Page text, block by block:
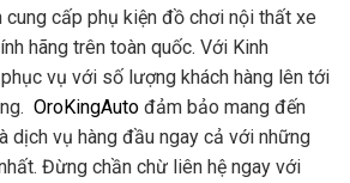
cung cấp phụ kiện đồ chơi nội thất xe
hãng trên toàn quốc. Với Kinh
vụ với số lượng khách hàng lên tới
OroKingAuto đảm bảo mang đến
dịch vụ hàng đầu ngay cả với những
Đừng chần chừ liên hệ ngay với